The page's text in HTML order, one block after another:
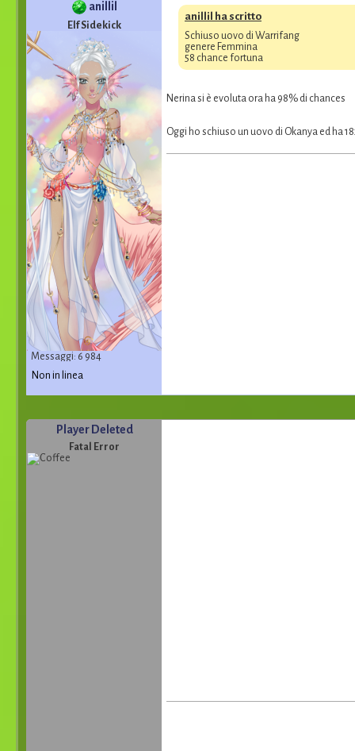
anillil
Elf Sidekick
Messaggi: 6 984
anillil ha scritto
Schiuso uovo di Warrifang
genere Femmina
58 chance fortuna
Nerina si è evoluta ora ha 98% di chances
Oggi ho schiuso un uovo di Okanya ed ha
Non in linea
Player Deleted
Fatal Error